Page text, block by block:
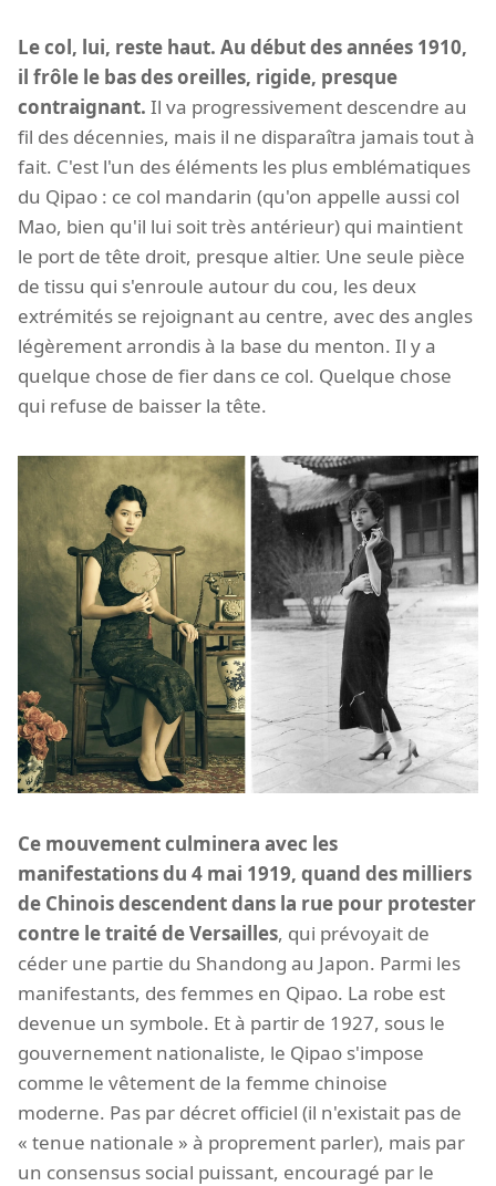
Le col, lui, reste haut. Au début des années 1910,
il frôle le bas des oreilles, rigide, presque
contraignant. Il va progressivement descendre au
fil des décennies, mais il ne disparaîtra jamais tout à
fait. C'est l'un des éléments les plus emblématiques
du Qipao : ce col mandarin (qu'on appelle aussi col
Mao, bien qu'il lui soit très antérieur) qui maintient
le port de tête droit, presque altier. Une seule pièce
de tissu qui s'enroule autour du cou, les deux
extrémités se rejoignant au centre, avec des angles
légèrement arrondis à la base du menton. Il y a
quelque chose de fier dans ce col. Quelque chose
qui refuse de baisser la tête.
Ce mouvement culminera avec les
manifestations du 4 mai 1919, quand des milliers
de Chinois descendent dans la rue pour protester
contre le traité de Versailles, qui prévoyait de
céder une partie du Shandong au Japon. Parmi les
manifestants, des femmes en Qipao. La robe est
devenue un symbole. Et à partir de 1927, sous le
gouvernement nationaliste, le Qipao s'impose
comme le vêtement de la femme chinoise
moderne. Pas par décret officiel (il n'existait pas de
« tenue nationale » à proprement parler), mais par
un consensus social puissant, encouragé par le